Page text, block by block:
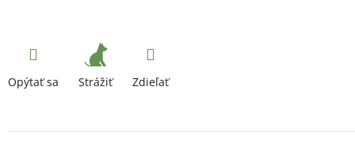
Opýtať sa Strážiť Zdieľať